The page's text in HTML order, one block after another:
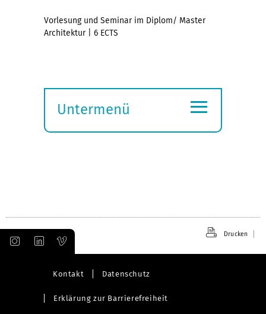
Vorlesung und Seminar im Diplom/ Master
Architektur | 6 ECTS
Untermenü
≡
Drucken
Kontakt Datenschutz
Erklärung zur Barrierefreiheit